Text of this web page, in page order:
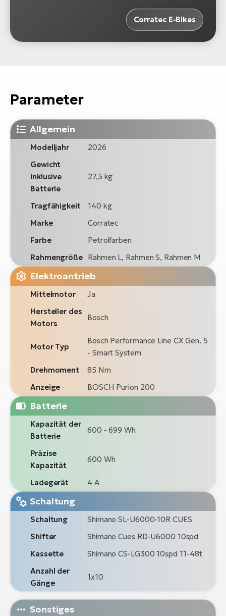
Corratec E-Bikes
Parameter
Allgemein
Modelljahr
2026
Gewicht
inklusive
Batterie
27,5 kg
Tragfähigkeit
140 kg
Marke
Corratec
Farbe
Petrolfarben
Rahmengröße Rahmen L, Rahmen S, Rahmen M
Elektroantrieb
Mittelmotor
Ja
Hersteller des
Motors
Bosch
Motor Typ
Bosch Performance Line CX Gen. 5
- Smart System
Drehmoment
85 Nm
Anzeige
BOSCH Purion 200
Batterie
Kapazität der
Batterie
600 - 699 Wh
Präzise
Kapazität
600 Wh
Ladegerät 4 A
Schaltung
Schaltung
Shimano SL-U6000-10R CUES
Shifter
Shimano Cues RD-U6000 10spd
Kassette
Shimano CS-LG300 10spd 11-48t
Anzahl der
Gänge
1x10
Sonstiges